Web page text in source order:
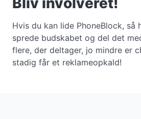
Hvis du kan lide PhoneBlock,
sprede budskabet og del det
flere, der deltager, jo mindre er
stadig får et reklameopkald!